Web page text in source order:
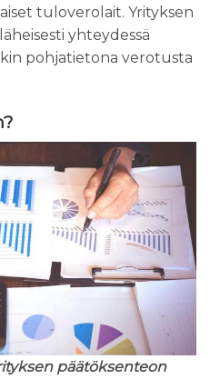
tuloverolait. Yrityksen
yhteydessä
pohjatietona verotusta
päätöksenteon